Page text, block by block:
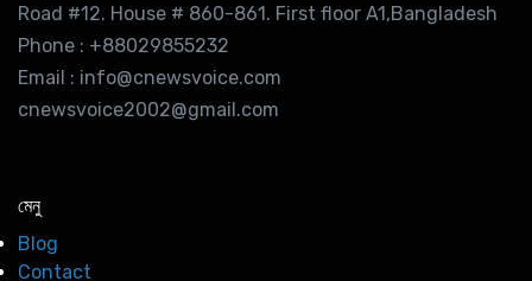
Road #12. House # 860-861. First floor A1,Bangladesh
Phone : +88029855232
Email : info@cnewsvoice.com
cnewsvoice2002@gmail.com
মেনু
Blog
Contact